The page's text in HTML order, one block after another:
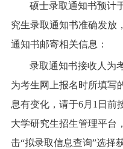
硕士录取通知书预计
究生录取通知书准确发放
通知书邮寄相关信息：
录取通知书接收人为
为考生网上报名时所填写
息有变化，请于6月1日前
大学研究生招生管理平台
击“拟录取信息查询”选择